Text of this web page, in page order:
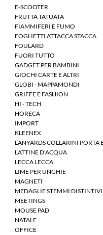
E-SCOOTER
FRUTTA TATUATA
FIAMMIFERI E FUMO
FOGLIETTI ATTACCA STACCA
FOULARD
FUORI TUTTO
GADGET PER BAMBINI
GIOCHI CARTE E ALTRI
GLOBI - MAPPAMONDI
GRIFFE E FASHION
HI - TECH
HORECA
IMPORT
KLEENEX
LANYARDS COLLARINI PORTA
LATTINE D'ACQUA
LECCA LECCA
LIME PER UNGHIE
MAGNETI
MEDAGLIE STEMMI
MEETINGS
MOUSE PAD
NATALE
OFFICE